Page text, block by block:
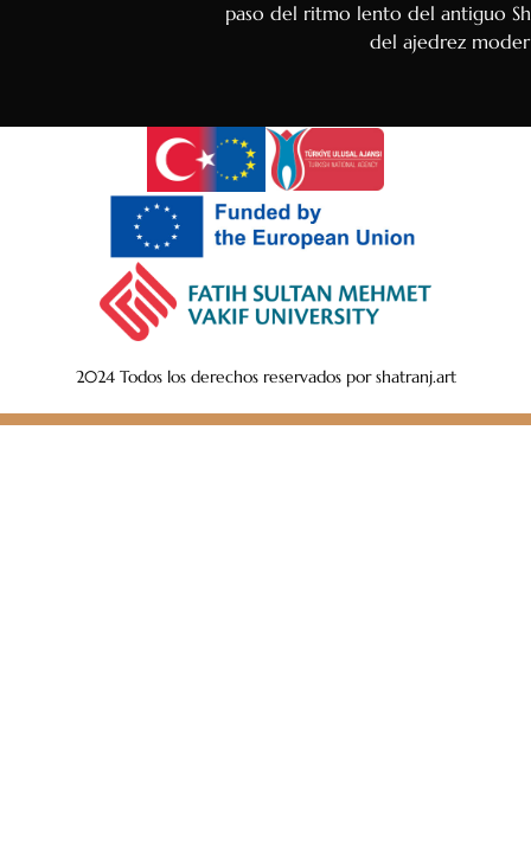
paso del ritmo lento del antiguo
del ajedrez
2024 Todos los derechos reservados por shatranj.art